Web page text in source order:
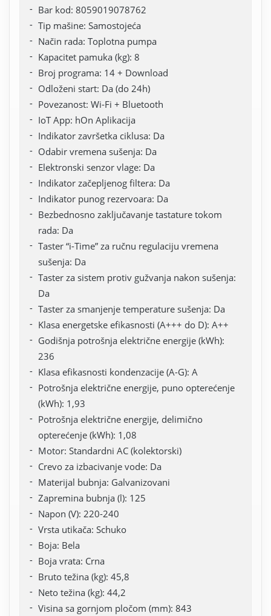
Bar kod: 8059019078762
Tip mašine: Samostojeća
Način rada: Toplotna pumpa
Kapacitet pamuka (kg): 8
Broj programa: 14 + Download
Odloženi start: Da (do 24h)
Povezanost: Wi-Fi + Bluetooth
IoT App: hOn Aplikacija
Indikator završetka ciklusa: Da
Odabir vremena sušenja: Da
Elektronski senzor vlage: Da
Indikator začepljenog filtera: Da
Indikator punog rezervoara: Da
Bezbednosno zaključavanje tastature tokom
rada: Da
Taster “i-Time” za ručnu regulaciju vremena
sušenja: Da
Taster za sistem protiv gužvanja nakon sušenja:
Da
Taster za smanjenje temperature sušenja: Da
Klasa energetske efikasnosti (A+++ do D): A++
Godišnja potrošnja električne energije (kWh):
236
Klasa efikasnosti kondenzacije (A-G): A
Potrošnja električne energije, puno opterećenje
(kWh): 1,93
Potrošnja električne energije, delimično
opterećenje (kWh): 1,08
Motor: Standardni AC (kolektorski)
Crevo za izbacivanje vode: Da
Materijal bubnja: Galvanizovani
Zapremina bubnja (l): 125
Napon (V): 220-240
Vrsta utikača: Schuko
Boja: Bela
Boja vrata: Crna
Bruto težina (kg): 45,8
Neto težina (kg): 44,2
Visina sa gornjom pločom (mm): 843